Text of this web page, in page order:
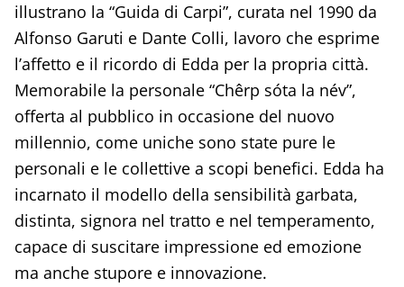
illustrano la “Guida di Carpi”, curata nel 1990 da
Alfonso Garuti e Dante Colli, lavoro che esprime
l’affetto e il ricordo di Edda per la propria città.
Memorabile la personale “Chêrp sóta la név”,
offerta al pubblico in occasione del nuovo
millennio, come uniche sono state pure le
personali e le collettive a scopi benefici. Edda ha
incarnato il modello della sensibilità garbata,
distinta, signora nel tratto e nel temperamento,
capace di suscitare impressione ed emozione
ma anche stupore e innovazione.